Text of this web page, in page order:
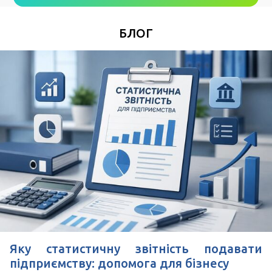
Зручний час для дзвінка
Поля позначені знаком*обов'язкові для
заповнення
Натискаючи кнопку Надіслати Ви погоджуєтесь з
Угода користувача
БЛОГ
Яку статистичну звітність подавати
підприємству: допомога для бізнесу